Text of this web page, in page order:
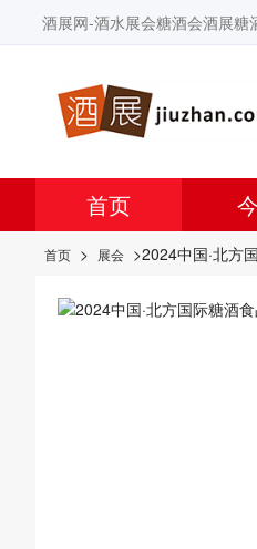
酒展网-酒水展会糖酒会酒展糖
首页
首页 > 展会 >2024中国·北方